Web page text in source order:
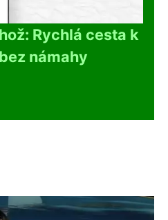
Rychlá cesta k
námahy